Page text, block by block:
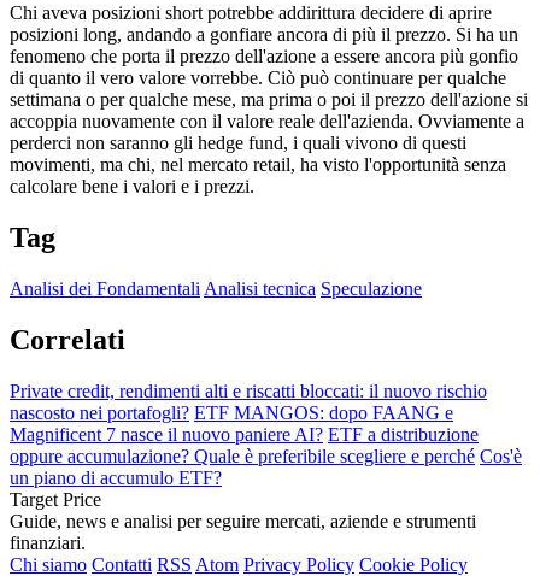
Chi aveva posizioni short potrebbe addirittura decidere di aprire
posizioni long, andando a gonfiare ancora di più il prezzo. Si ha un
fenomeno che porta il prezzo dell'azione a essere ancora più gonfio
di quanto il vero valore vorrebbe. Ciò può continuare per qualche
settimana o per qualche mese, ma prima o poi il prezzo dell'azione si
accoppia nuovamente con il valore reale dell'azienda. Ovviamente a
perderci non saranno gli hedge fund, i quali vivono di questi
movimenti, ma chi, nel mercato retail, ha visto l'opportunità senza
calcolare bene i valori e i prezzi.
Tag
Analisi dei Fondamentali Analisi tecnica Speculazione
Correlati
Private credit, rendimenti alti e riscatti bloccati: il nuovo rischio
nascosto nei portafogli? ETF MANGOS: dopo FAANG e
Magnificent 7 nasce il nuovo paniere AI? ETF a distribuzione
oppure accumulazione? Quale è preferibile scegliere e perché Cos'è
un piano di accumulo ETF?
Target Price
Guide, news e analisi per seguire mercati, aziende e strumenti
finanziari.
Chi siamo Contatti RSS Atom Privacy Policy Cookie Policy